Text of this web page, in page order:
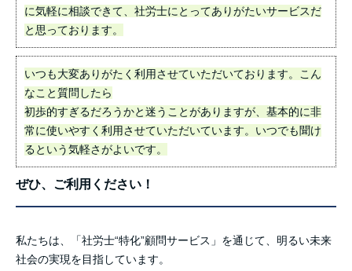
に気軽に相談できて、社労士にとってありがたいサービスだ
と思っております。
いつも大変ありがたく利用させていただいております。こん
なこと質問したら
初歩的すぎるだろうかと迷うことがありますが、基本的に非
常に使いやすく利用させていただいています。いつでも聞け
るという気軽さがよいです。
ぜひ、ご利用ください！
私たちは、「社労士“特化”顧問サービス」を通じて、明るい未来
社会の実現を目指しています。